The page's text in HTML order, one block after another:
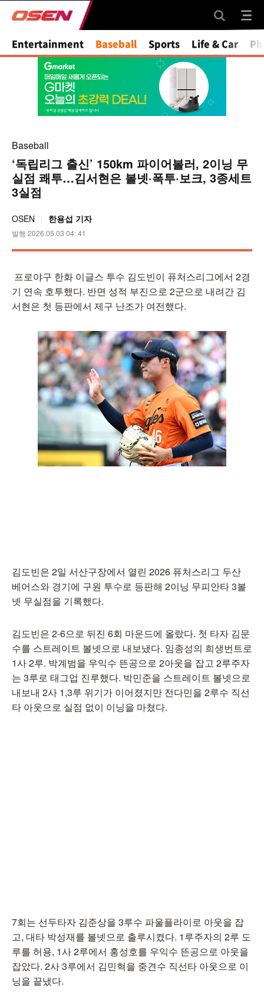
Mute
Entertainment Baseball Sports Life & Car
Baseball
‘독립리그 출신’ 150km 파이어볼러, 2이닝 무
실점 쾌투…김서현은 볼넷·폭투·보크, 3종세트
3실점
OSEN 한용섭 기자
발행 2026.05.03 04: 41
프로야구 한화 이글스 투수 김도빈이 퓨처스리그에서 2경
기 연속 호투했다. 반면 성적 부진으로 2군으로 내려간 김
서현은 첫 등판에서 제구 난조가 여전했다.
김도빈은 2일 서산구장에서 열린 2026 퓨처스리그 두산
베어스와 경기에 구원 투수로 등판해 2이닝 무피안타 3볼
넷 무실점을 기록했다.
김도빈은 2-6으로 뒤진 6회 마운드에 올랐다. 첫 타자 김문
수를 스트레이트 볼넷으로 내보냈다. 임종성의 희생번트로
1사 2루. 박계범을 우익수 뜬공으로 2아웃을 잡고 2루주자
는 3루로 태그업 진루했다. 박민준을 스트레이트 볼넷으로
내보내 2사 1,3루 위기가 이어졌지만 전다민을 2루수 직선
타 아웃으로 실점 없이 이닝을 마쳤다.
7회는 선두타자 김준상을 3루수 파울플라이로 아웃을 잡
고, 대타 박성재를 볼넷으로 출루시켰다. 1루주자의 2루 도
루를 허용, 1사 2루에서 홍성호를 우익수 뜬공으로 아웃을
잡았다. 2사 3루에서 김민혁을 중견수 직선타 아웃으로 이
닝을 끝냈다.